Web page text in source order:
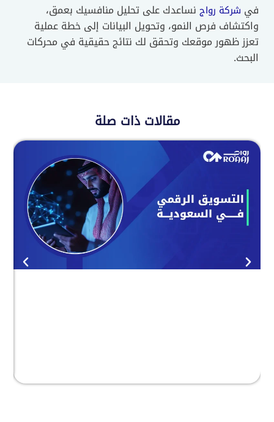
في شركة رواج نساعدك على تحليل منافسيك بعمق،
واكتشاف فرص النمو، وتحويل البيانات إلى خطة عملية
تعزز ظهور موقعك وتحقق لك نتائج حقيقية في محركات
البحث.
مقالات ذات صلة